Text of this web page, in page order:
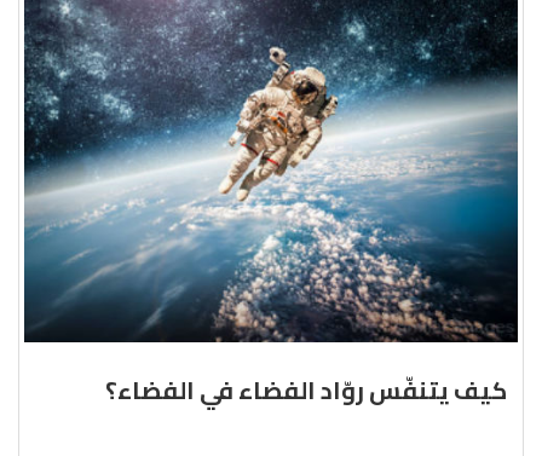
كيف يتنفّس روّاد الفضاء في الفضاء؟